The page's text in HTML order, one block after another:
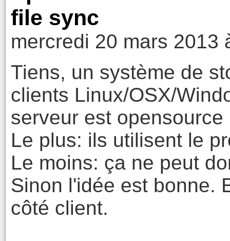
file sync
mercredi 20 mars 2013
Tiens, un système de
clients Linux/OSX/
serveur est
Le plus: ils utilisent le
Le moins: ça ne peut
Sinon l'idée est bonne.
côté client.